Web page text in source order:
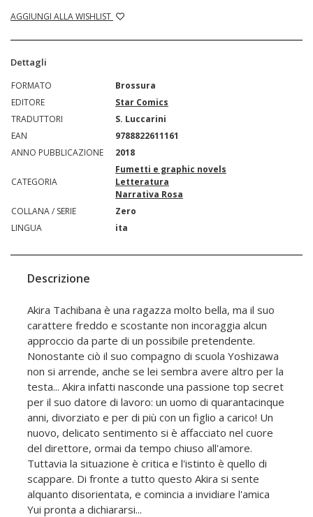
AGGIUNGI ALLA WISHLIST
Dettagli
FORMATO
Brossura
EDITORE
Star Comics
TRADUTTORI
S. Luccarini
EAN
9788822611161
ANNO PUBBLICAZIONE
2018
CATEGORIA
Fumetti e graphic novels
Letteratura
Narrativa Rosa
COLLANA / SERIE
Zero
LINGUA
ita
Descrizione
Akira Tachibana è una ragazza molto bella, ma il suo
carattere freddo e scostante non incoraggia alcun
approccio da parte di un possibile pretendente.
Nonostante ciò il suo compagno di scuola Yoshizawa
non si arrende, anche se lei sembra avere altro per la
testa... Akira infatti nasconde una passione top secret
per il suo datore di lavoro: un uomo di quarantacinque
anni, divorziato e per di più con un figlio a carico! Un
nuovo, delicato sentimento si è affacciato nel cuore
del direttore, ormai da tempo chiuso all'amore.
Tuttavia la situazione è critica e l'istinto è quello di
scappare. Di fronte a tutto questo Akira si sente
alquanto disorientata, e comincia a invidiare l'amica
Yui pronta a dichiararsi...